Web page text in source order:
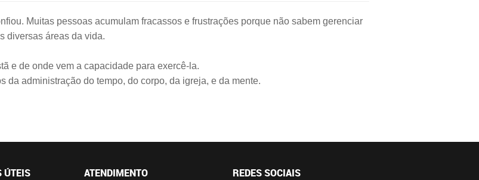
Muitas pessoas acumulam fracassos e frustrações porque não sabem gerenciar
diversas áreas da vida.
e de onde vem a capacidade para exercê-la.
da administração do tempo, do corpo, da igreja, e da mente.
ÚTEIS ATENDIMENTO REDES SOCIAIS